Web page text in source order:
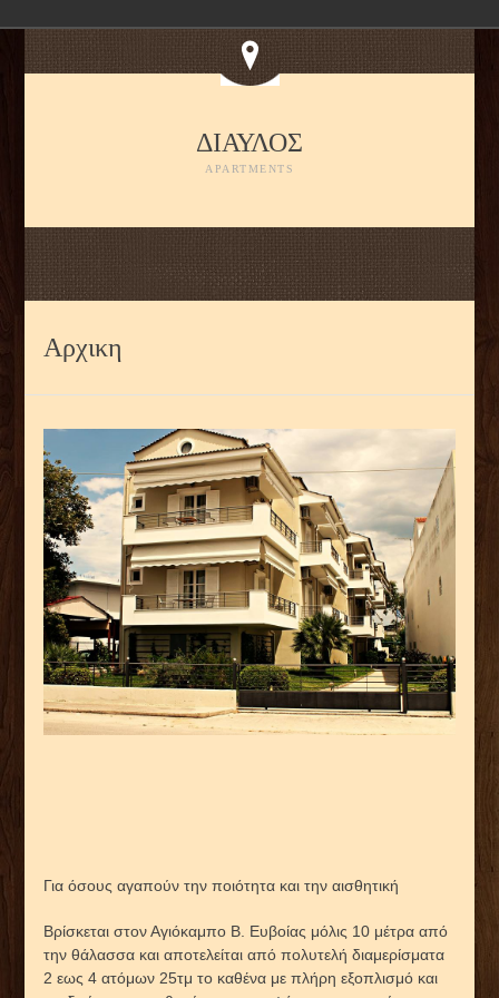
ΔΙΑΥΛΟΣ
APARTMENTS
Αρχικη
Diavlos
Για όσους αγαπούν την ποιότητα και την αισθητική
Βρίσκεται στον Αγιόκαμπο Β. Ευβοίας μόλις 10 μέτρα από
την θάλασσα και αποτελείται από πολυτελή διαμερίσματα
2 εως 4 ατόμων 25τμ το καθένα με πλήρη εξοπλισμό και